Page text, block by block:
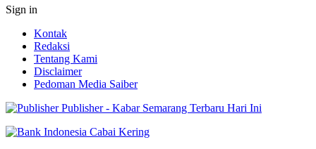
Sign in
Kontak
Redaksi
Tentang Kami
Disclaimer
Pedoman Media Saiber
Publisher - Kabar Semarang Terbaru Hari Ini